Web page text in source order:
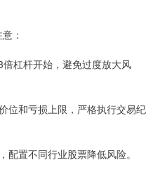
：
杠杆开始，避免过度放大风
位和亏损上限，严格执行交易纪
配置不同行业股票降低风险。